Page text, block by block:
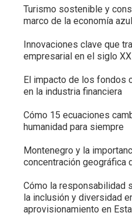
Turismo sostenible y
marco de la economía
Innovaciones clave que
empresarial en el siglo XX
El impacto de los fondos
en la industria financiera
Cómo 15 ecuaciones
humanidad para siempre
Montenegro y la
concentración geográfica
Cómo la responsabilidad
la inclusión y diversidad
aprovisionamiento en